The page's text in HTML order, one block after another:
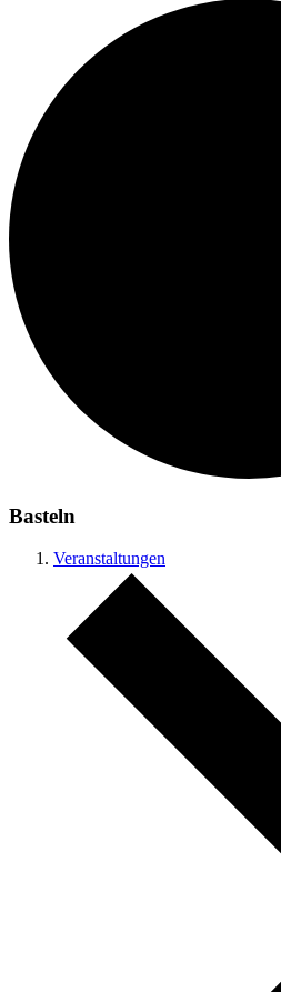
Basteln
Veranstaltungen